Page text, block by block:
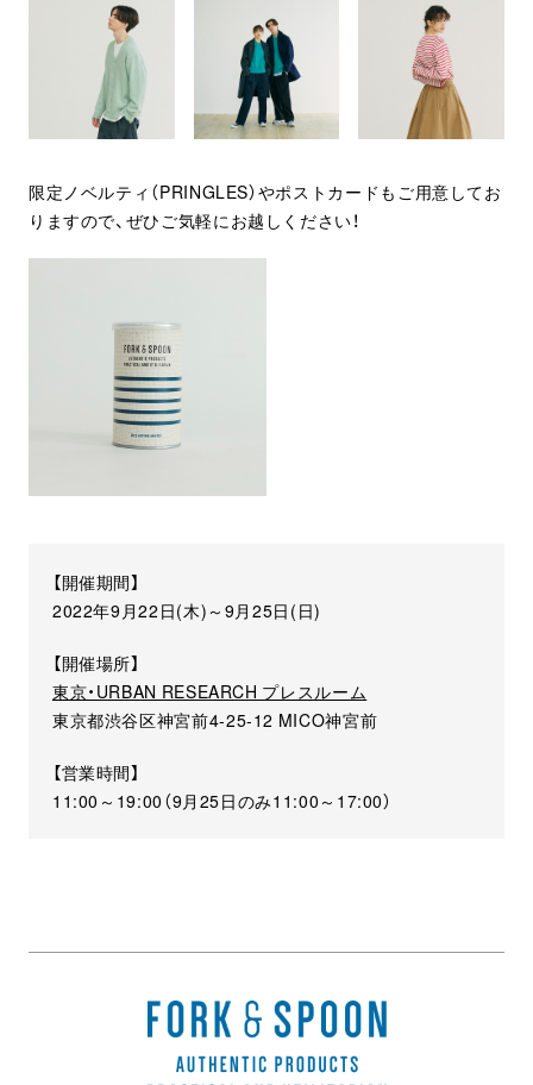
限定ノベルティ（PRINGLES）やポストカードもご用意してお
りますので、ぜひご気軽にお越しください！
【開催期間】
2022年9月22日(木)～9月25日(日)
【開催場所】
東京・URBAN RESEARCH プレスルーム
東京都渋谷区神宮前4-25-12 MICO神宮前
【営業時間】
11:00～19:00（9月25日のみ11:00～17:00）